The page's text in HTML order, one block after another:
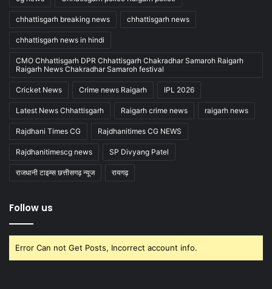
chhattisgarh breaking news chhattisgarh news
chhattisgarh news in hindi
CMO Chhattisgarh DPR Chhattisgarh Chakradhar Samaroh Raigarh
Raigarh News Chakradhar Samaroh festival
Cricket News Crime news Raigarh IPL 2026
Latest News Chhattisgarh Raigarh crime news raigarh news
Rajdhani Times CG Rajdhanitimes CG NEWS
Rajdhanitimescg news SP Divyang Patel
राजधानी टाइम्स छत्तीसगढ़ न्यूज रायगढ़
Follow us
Error Can not Get Posts, Incorrect account info.